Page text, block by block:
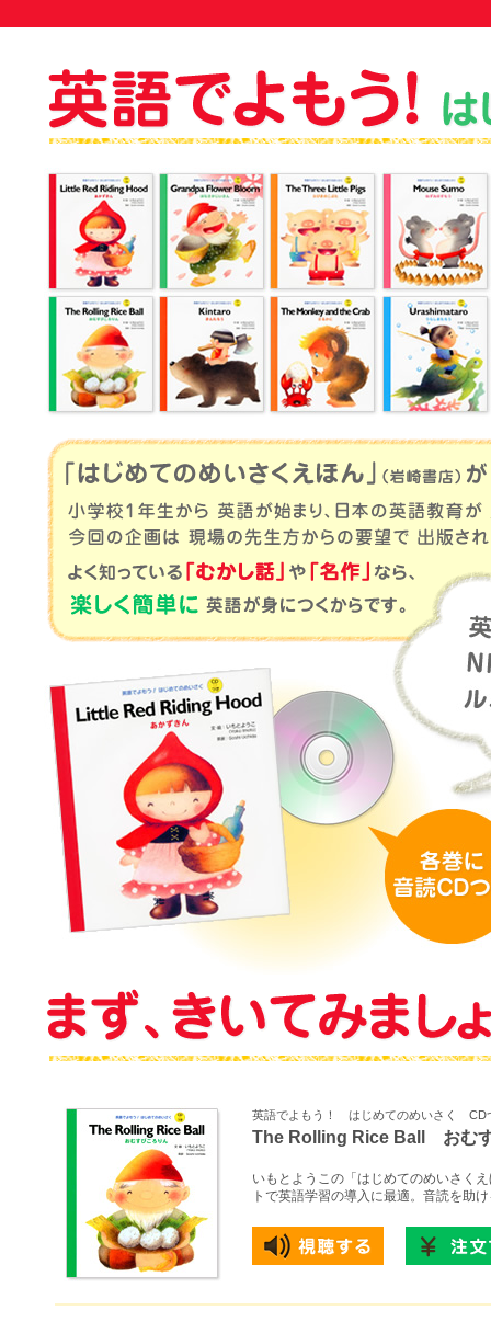
英語でよもう！ はじめてのめいさく CD
The Rolling Rice Ball おむ
いもとようこの「はじめてのめいさく
トで英語学習の導入に最適。音読を助